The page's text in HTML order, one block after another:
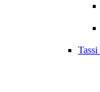
Tassi